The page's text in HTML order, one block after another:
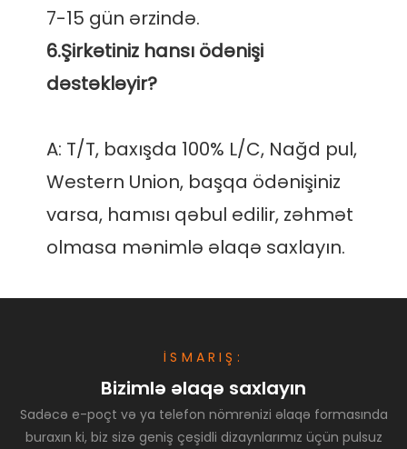
6.Şirkətiniz hansı ödənişi
A: T/T, baxışda 100% L/C, Nağd pul,
Western Union, başqa ödənişiniz
varsa, hamısı qəbul edilir, zəhmət
İSMARIŞ:
Bizimlə əlaqə saxlayın
Sadəcə e-poçt və ya telefon nömrənizi əlaqə formasında
buraxın ki, biz sizə geniş çeşidli dizaynlarımız üçün pulsuz